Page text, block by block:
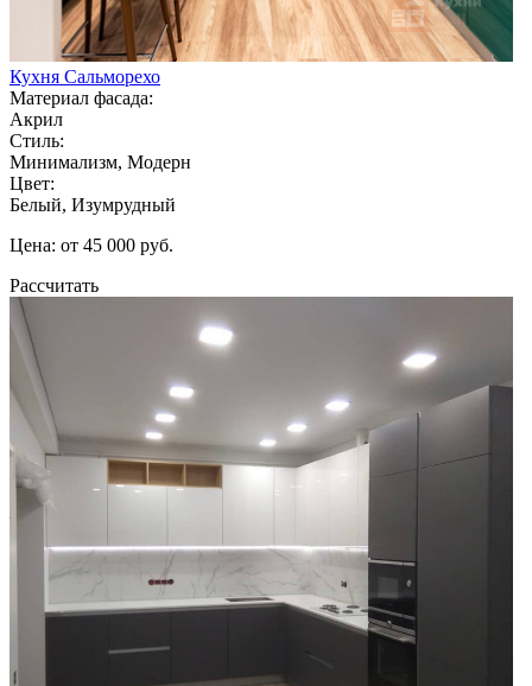
Кухня Сальморехо
Материал фасада:
Акрил
Стиль:
Минимализм, Модерн
Цвет:
Белый, Изумрудный
Цена: от 45 000 руб.
Рассчитать